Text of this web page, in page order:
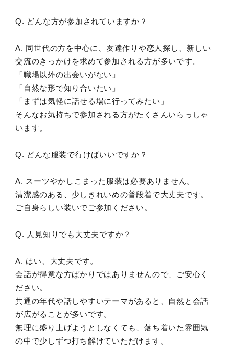
Q. どんな方が参加されていますか？
A. 同世代の方を中心に、友達作りや恋人探し、新しい
交流のきっかけを求めて参加される方が多いです。
「職場以外の出会いがない」
「自然な形で知り合いたい」
「まずは気軽に話せる場に行ってみたい」
そんなお気持ちで参加される方がたくさんいらっしゃ
います。
Q. どんな服装で行けばいいですか？
A. スーツやかしこまった服装は必要ありません。
清潔感のある、少しきれいめの普段着で大丈夫です。
ご自身らしい装いでご参加ください。
Q. 人見知りでも大丈夫ですか？
A. はい、大丈夫です。
会話が得意な方ばかりではありませんので、ご安心く
ださい。
共通の年代や話しやすいテーマがあると、自然と会話
が広がることが多いです。
無理に盛り上げようとしなくても、落ち着いた雰囲気
の中で少しずつ打ち解けていただけます。